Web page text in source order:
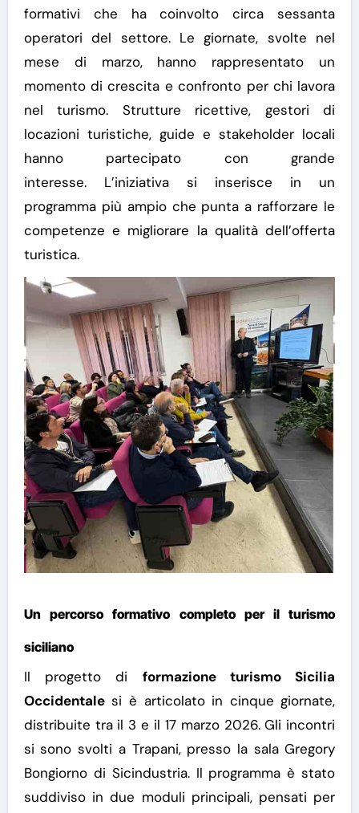
formativi che ha coinvolto circa sessanta
operatori del settore. Le giornate, svolte nel
mese di marzo, hanno rappresentato un
momento di crescita e confronto per chi lavora
nel turismo. Strutture ricettive, gestori di
locazioni turistiche, guide e stakeholder locali
hanno partecipato con grande
interesse. L’iniziativa si inserisce in un
programma più ampio che punta a rafforzare le
competenze e migliorare la qualità dell’offerta
turistica.
Un percorso formativo completo per il turismo
siciliano
Il progetto di formazione turismo Sicilia
Occidentalesi è articolato in cinque giornate,
distribuite tra il 3 e il 17 marzo 2026. Gli incontri
si sono svolti a Trapani, presso la sala Gregory
Bongiorno di Sicindustria. Il programma è stato
suddiviso in due moduli principali, pensati per